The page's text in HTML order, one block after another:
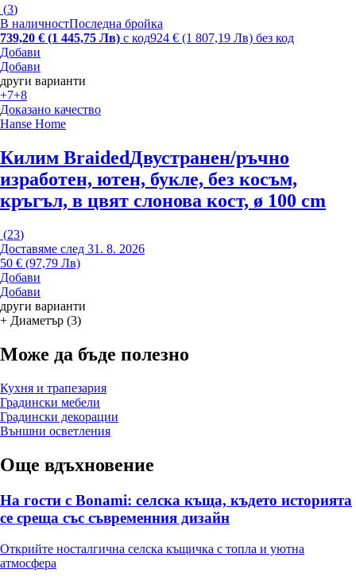
(3)
В наличностПоследна бройка
739,20 € (1 445,75 Лв) с код924 € (1 807,19 Лв) без код
Добави
Добави
други варианти
+7+8
Доказано качество
Hanse Home
Килим BraidedДвустранен/ръчно
изработен, ютен, букле, без косъм,
кръгъл, в цвят слонова кост, ø 100 cm
(23)
Доставяме след 31. 8. 2026
50 € (97,79 Лв)
Добави
Добави
други варианти
+ Диаметър (3)
Може да бъде полезно
Кухня и трапезария
Градински мебели
Градински декорации
Външни осветления
Още вдъхновение
На гости с Bonami: селска къща, където историята
се среща със съвременния дизайн
Открийте носталгична селска къщичка с топла и уютна
атмосфера